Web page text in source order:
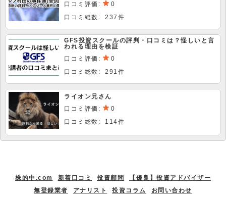
口コミ評価:
0
口コミ総数: 237件
GFS投資スクールの評判・口コミは？怪しいと言
われる理由を検証
口コミ評価:
0
口コミ総数: 291件
ライオン兄さん
口コミ評価:
0
口コミ総数: 114件
株的中.com 新着口コミ 投資顧問
【優良】投資アドバイザー
無登録業者
アナリスト 投資コラム お問い合わせ